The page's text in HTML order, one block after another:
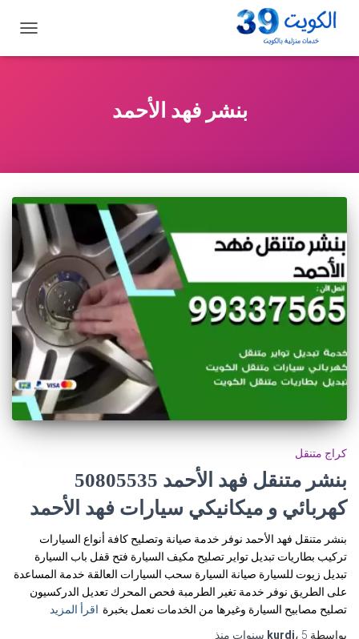
التنقل
بنشر فهد الأحمد
كراج متنقل
كهربائي و ميكانيكي سيارات فهد الأحمد
بنشر متنقل فهد الأحمد نوفر خدمة صيانة وتصليح كافة أنواع السيارات
تركيب بطاريات تبديل تواير تصليح مكيف السيارة فتح قفل باب السيارة
تبديل زيوت للسيارة صيانة السيارة سحب السيارات العالقة خدمة المساعدة
على الطريق نوفر خدمة تغير الطرمبة فحص المحرك تعديل الدركسيون
تصليح مصابيح السيارة وغيرها من الخدمات نعمل بخبرة اقرأ المزيد
بواسطة
kurdi، 5 سنوات منذ